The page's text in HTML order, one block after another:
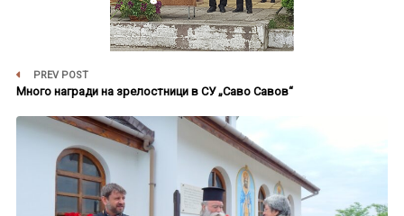
PREV POST
Много награди на зрелостници в СУ „Саво Савов“